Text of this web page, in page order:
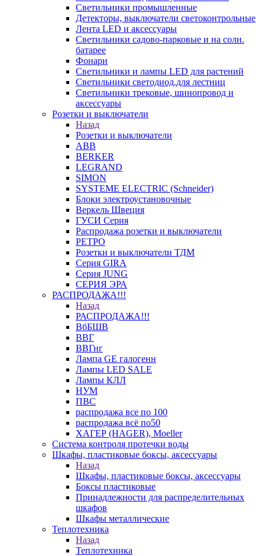
Светильники промышленные
Детекторы, выключатели светоконтрольные
Лента LED и аксессуары
Светильники садово-парковые и на солн.
батарее
Фонари
Светильники и лампы LED для растений
Светильники светодиод.для лестниц
Светильники трековые, шинопровод и
аксессуары
Розетки и выключатели
Назад
Розетки и выключатели
ABB
BERKER
LEGRAND
SIMON
SYSTEME ELECTRIC (Schneider)
Блоки электроустановочные
Веркель Швеция
ГУСИ Серия
Распродажа розетки и выключатели
РЕТРО
Розетки и выключатели ТДМ
Серия GIRA
Серия JUNG
СЕРИЯ ЭРА
РАСПРОДАЖА!!!
Назад
РАСПРОДАЖА!!!
ВбБШВ
ВВГ
ВВГнг
Лампа GE галогенн
Лампы LED SALE
Лампы КЛЛ
НУМ
ПВС
распродажа все по 100
распродажа всё по50
ХАГЕР (HAGER), Moeller
Система контроля протечки воды
Шкафы, пластиковые боксы, аксессуары
Назад
Шкафы, пластиковые боксы, аксессуары
Боксы пластиковые
Принадлежности для распределительных
шкафов
Шкафы металлические
Теплотехника
Назад
Теплотехника